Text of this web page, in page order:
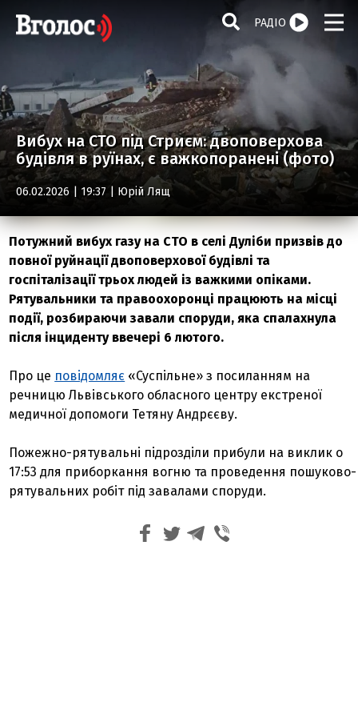
РАДІО
Вибух на СТО під Стриєм: двоповерхова
будівля в руїнах, є важкопоранені (фото)
06.02.2026 | 19:37 | Юрій Лящ
Потужний вибух газу на СТО в селі Дуліби призвів до
повної руйнації двоповерхової будівлі та
госпіталізації трьох людей із важкими опіками.
Рятувальники та правоохоронці працюють на місці
події, розбираючи завали споруди, яка спалахнула
після інциденту ввечері 6 лютого.
Про це повідомляє «Суспільне» з посиланням на
речницю Львівського обласного центру екстреної
медичної допомоги Тетяну Андрєєву.
Пожежно-рятувальні підрозділи прибули на виклик о
17:53 для приборкання вогню та проведення пошуково-
рятувальних робіт під завалами споруди.